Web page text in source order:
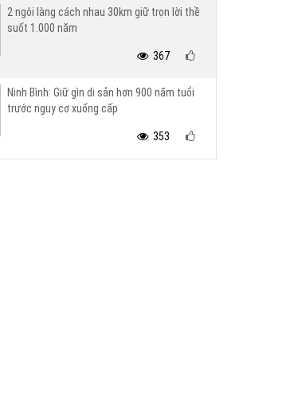
2 ngôi làng cách nhau 30km giữ trọn lời thề
suốt 1.000 năm
367
Ninh Bình: Giữ gìn di sản hơn 900 năm tuổi
trước nguy cơ xuống cấp
353